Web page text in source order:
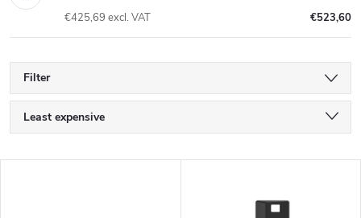
€523,60
€425,69 excl. VAT
Filter
P
r
Least expensive